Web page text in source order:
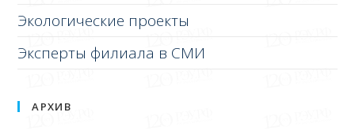
Экологические проекты
Эксперты филиала в СМИ
АРХИВ